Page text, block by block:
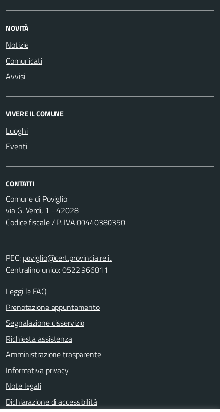
NOVITÀ
Notizie
Comunicati
Avvisi
VIVERE IL COMUNE
Luoghi
Eventi
CONTATTI
Comune di Poviglio
via G. Verdi, 1 - 42028
Codice fiscale / P. IVA:00440380350
PEC: poviglio@cert.provincia.re.it
Centralino unico: 0522.966811
Leggi le FAQ
Prenotazione appuntamento
Segnalazione disservizio
Richiesta assistenza
Amministrazione trasparente
Informativa privacy
Note legali
Dichiarazione di accessibilità